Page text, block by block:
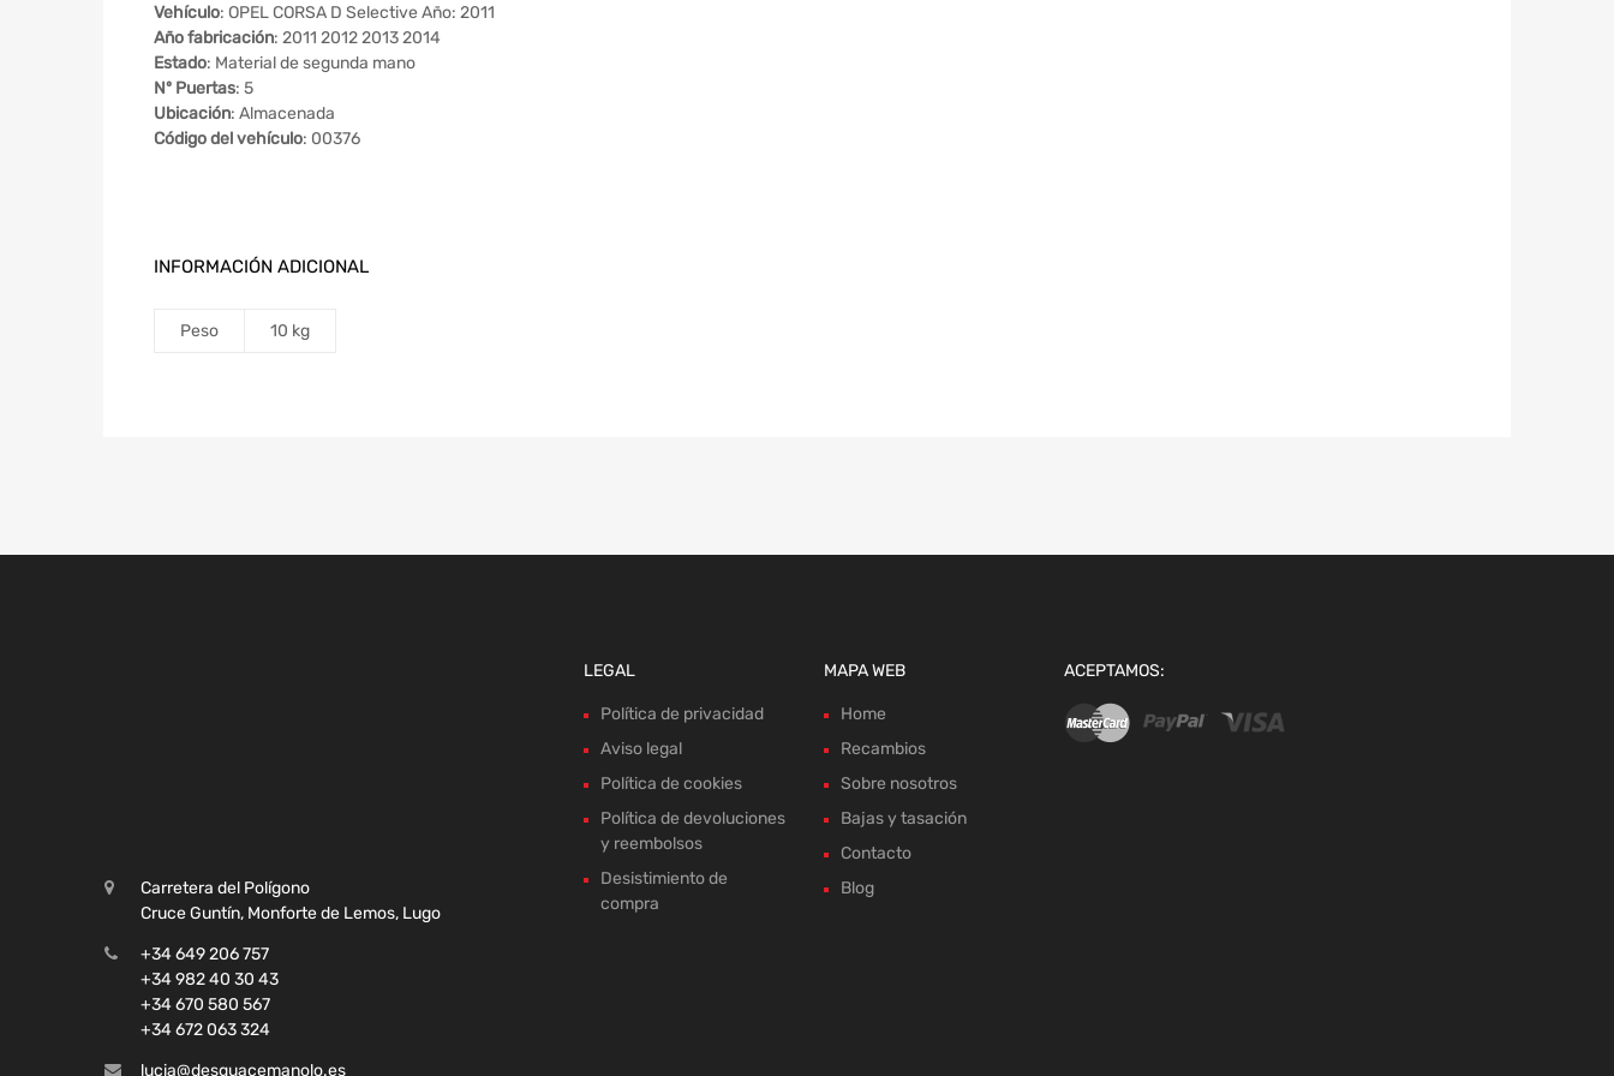
Vehículo: OPEL CORSA D Selective Año: 2011
Año fabricación: 2011 2012 2013 2014
Estado: Material de segunda mano
Nº Puertas: 5
Ubicación: Almacenada
Código del vehículo: 00376
INFORMACIÓN ADICIONAL
Peso 10 kg
Carretera del Polígono
Cruce Guntín, Monforte de Lemos, Lugo
+34 649 206 757
+34 982 40 30 43
+34 670 580 567
+34 672 063 324
lucia@desguacemanolo.es
LEGAL
Política de privacidad
Aviso legal
Política de cookies
Política de devoluciones
y reembolsos
Desistimiento de
compra
MAPA WEB
Home
Recambios
Sobre nosotros
Bajas y tasación
Contacto
Blog
ACEPTAMOS: